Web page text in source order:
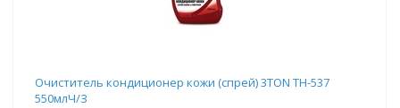
Очиститель кондиционер кожи (спрей) 3TON ТН-537
550млЧ/З